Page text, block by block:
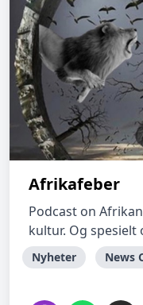
Afrikafeber
Podcast on
kultur. Og spesielt
Nyheter News